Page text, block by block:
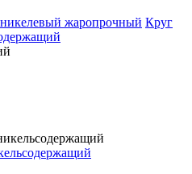
жаропрочный Круг